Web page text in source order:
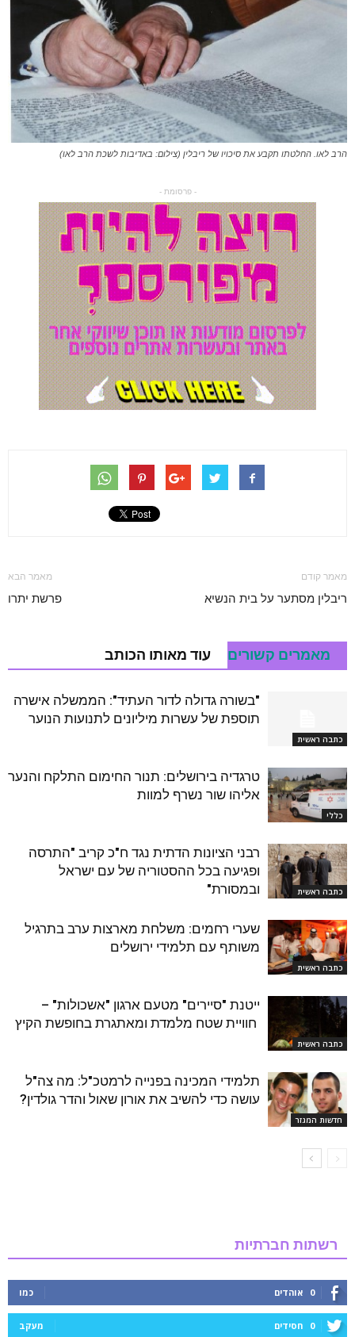
הרב לאו. החלטתו תקבע את סיכויו של ריבלין (צילום: באדיבות לשכת הרב לאו)
- פרסומת -
מאמר קודם
ריבלין מסתער על בית הנשיא
מאמר הבא
פרשת יתרו
מאמרים קשורים עוד מאותו הכותב
כתבה ראשית
"בשורה גדולה לדור העתיד": הממשלה אישרה
תוספת של עשרות מיליונים לתנועות הנוער
כללי
טרגדיה בירושלים: תנור החימום התלקח והנער
אליהו שור נשרף למוות
כתבה ראשית
רבני הציונות הדתית נגד ח"כ קריב "התרסה
ופגיעה בכל ההסטוריה של עם ישראל
ובמסורת"
כתבה ראשית
שערי רחמים: משלחת מארצות ערב בתרגיל
משותף עם תלמידי ירושלים
כתבה ראשית
ייטנת "סיירים" מטעם ארגון "אשכולות" –
חוויית שטח מלמדת ומאתגרת בחופשת הקיץ
חדשות המגזר
תלמידי המכינה בפנייה לרמטכ"ל: מה צה"ל
עושה כדי להשיב את אורון שאול והדר גולדין?
רשתות חברתיות
0 אוהדים כמו
0 חסידים מעקב